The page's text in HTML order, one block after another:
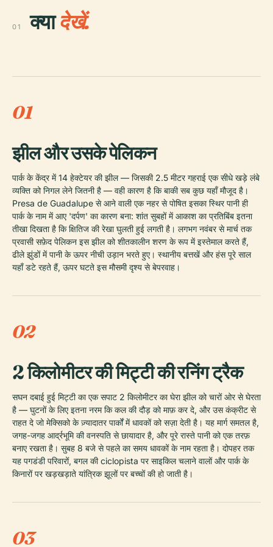
01 क्यादेखें.
01
झील और उसके पेलिकन
पार्क के केंद्र में 14 हेक्टेयर की झील — जिसकी 2.5 मीटर गहराई एक सीधे खड़े लंबे
व्यक्ति को निगल लेने जितनी है — वही कारण है कि बाकी सब कुछ यहाँ मौजूद है।
Presa de Guadalupe से आने वाली एक नहर से पोषित इसका स्थिर पानी ही
पार्क के नाम में आए 'दर्पण' का कारण बना: शांत सुबहों में आकाश का प्रतिबिंब इतना
तीखा दिखता है कि क्षितिज की रेखा घुलती हुई लगती है। लगभग नवंबर से मार्च तक
प्रवासी सफ़ेद पेलिकन इस झील को शीतकालीन शरण के रूप में इस्तेमाल करते हैं,
ढीले झुंडों में पानी के ऊपर नीची उड़ान भरते हुए। स्थानीय बत्तखें और हंस पूरे साल
यहाँ डटे रहते हैं, ऊपर घटते इस मौसमी दृश्य से बेपरवाह।
02
2 किलोमीटर की मिट्टी की रनिंग ट्रैक
सघन दबाई हुई मिट्टी का एक सपाट 2 किलोमीटर का घेरा झील को चारों ओर से घेरता
है — घुटनों के लिए इतना नरम कि कल की दौड़ को माफ़ कर दे, और उस कंक्रीट से
राहत दे जो मेक्सिको के ज़्यादातर पार्कों में धावकों को सज़ा देती है। यह मार्ग समतल है,
जगह-जगह आर्द्रभूमि की वनस्पति से छायादार है, और पूरे रास्ते पानी को एक तरफ़
बनाए रखता है। सुबह 8 बजे से पहले का समय धावकों के नाम रहता है। दोपहर तक
यह पगडंडी परिवारों, बगल की ciclopista पर साइकिल चलाने वालों और पार्क के
किनारों पर खड़खड़ाते यांत्रिक झूलों पर बच्चों की हो जाती है।
03